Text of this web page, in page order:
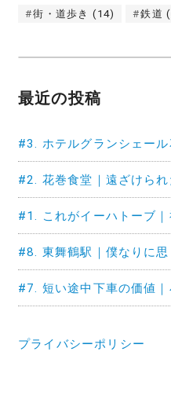
街・道歩き (14) 鉄道
最近の投稿
#3. ホテルグランシェー
#2. 花巻食堂｜遠ざけられ
#1. これがイーハトーブ
#8. 東舞鶴駅｜僕なりに思
#7. 短い途中下車の価値｜
プライバシーポリシー